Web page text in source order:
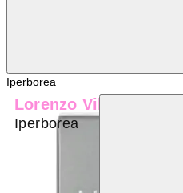
Iperborea
Lorenzo Villoresi
Iperborea